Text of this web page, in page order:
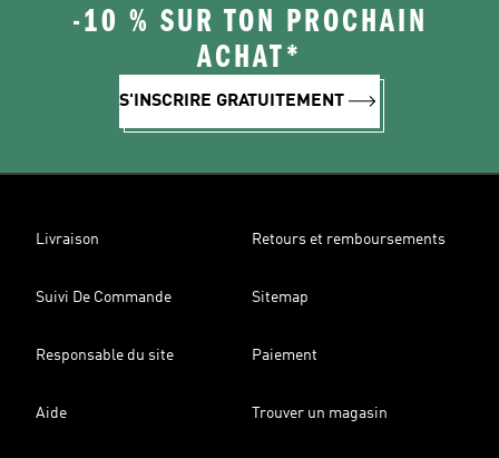
-10 % SUR TON PROCHAIN
ACHAT*
S'INSCRIRE GRATUITEMENT
Livraison Retours et remboursements
Suivi De Commande Sitemap
Responsable du site Paiement
Aide Trouver un magasin